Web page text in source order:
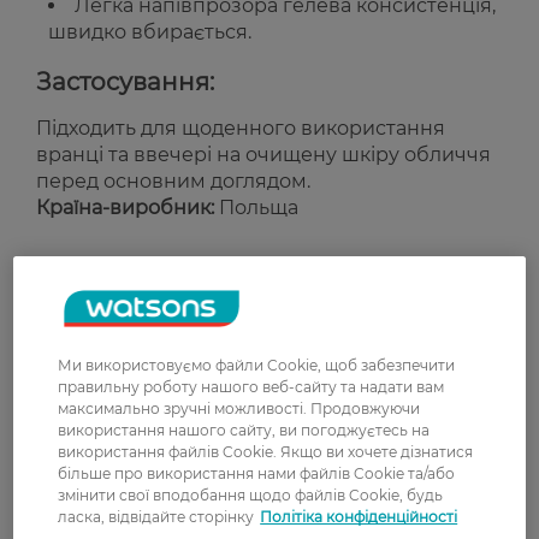
Легка напівпрозора гелева консистенція,
швидко вбирається.
Застосування:
Підходить для щоденного використання
вранці та ввечері на очищену шкіру обличчя
перед основним доглядом.
Країна-виробник: Польща
0
З 0 відгуків
0 відгуків
Доставка
Ми використовуємо файли Cookie, щоб забезпечити
правильну роботу нашого веб-сайту та надати вам
максимально зручні можливості. Продовжуючи
використання нашого сайту, ви погоджуєтесь на
використання файлів Cookie. Якщо ви хочете дізнатися
більше про використання нами файлів Cookie та/або
змінити свої вподобання щодо файлів Cookie, будь
ласка, відвідайте сторінку Політіка конфіденційності